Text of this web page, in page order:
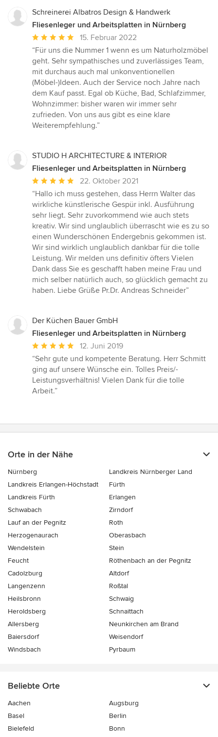
Schreinerei Albatros Design & Handwerk
Fliesenleger und Arbeitsplatten in Nürnberg
Durchschnittliche
Bewertung:
5
von
5
Sternen
15. Februar 2022
“Für uns die Nummer 1 wenn es um Naturholzmöbel
geht. Sehr sympathisches und zuverlässiges Team,
mit durchaus auch mal unkonventionellen
(Möbel-)Ideen. Auch der Service noch Jahre nach
dem Kauf passt. Egal ob Küche, Bad, Schlafzimmer,
Wohnzimmer: bisher waren wir immer sehr
zufrieden. Von uns aus gibt es eine klare
Weiterempfehlung.”
STUDIO H ARCHITECTURE & INTERIOR
Fliesenleger und Arbeitsplatten in Nürnberg
Durchschnittliche
Bewertung:
5
von
5
Sternen
22. Oktober 2021
“Hallo ich muss gestehen, dass Herrn Walter das
wirkliche künstlerische Gespür inkl. Ausführung
sehr liegt. Sehr zuvorkommend wie auch stets
kreativ. Wir sind unglaublich überrascht wie es zu so
einen Wunderschönen Endergebnis gekommen ist.
Wir sind wirklich unglaublich dankbar für die tolle
Leistung. Wir melden uns definitiv öfters Vielen
Dank dass Sie es geschafft haben meine Frau und
mich selber natürlich auch, so glücklich gemacht zu
haben. Liebe Grüße Pr.Dr. Andreas Schneider”
Der Küchen Bauer GmbH
Fliesenleger und Arbeitsplatten in Nürnberg
Durchschnittliche
Bewertung:
5
von
5
12. Juni 2019
“Sehr gute und kompetente Beratung. Herr Schmitt
ging auf unsere Wünsche ein. Tolles Preis/-
Leistungsverhältnis! Vielen Dank für die tolle
Arbeit.”
Orte in der Nähe
Nürnberg
Landkreis Nürnberger Land
Landkreis Erlangen-Höchstadt
Fürth
Landkreis Fürth
Erlangen
Schwabach
Zirndorf
Lauf an der Pegnitz
Roth
Herzogenaurach
Oberasbach
Wendelstein
Stein
Feucht
Röthenbach an der Pegnitz
Cadolzburg
Altdorf
Langenzenn
Roßtal
Heilsbronn
Schwaig
Heroldsberg
Schnaittach
Allersberg
Neunkirchen am Brand
Baiersdorf
Weisendorf
Windsbach
Pyrbaum
Beliebte Orte
Aachen
Augsburg
Basel
Berlin
Bielefeld
Bonn